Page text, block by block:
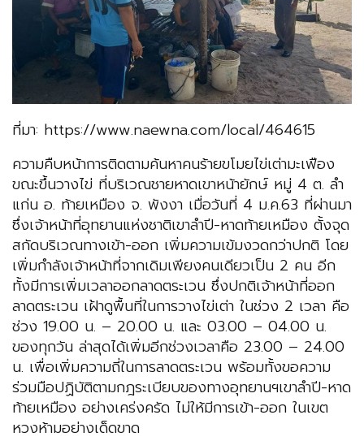
ที่มา: https://www.naewna.com/local/464615
ความคืบหน้าการติดตามค้นหาคนร้ายขโมยไข่เต่ามะเฟือง
ขณะขึ้นวางไข่ ที่บริเวณชายหาดเขาหน้ายักษ์ หมู่ 4 ต. ลำ
แก่น อ. ท้ายเหมือง จ. พังงา เมื่อวันที่ 4 ม.ค.63 ที่ผ่านมา
ซึ่งเจ้าหน้าที่อุทยานแห่งชาติเขาลำปี-หาดท้ายเหมือง ตั้งจุด
สกัดบริเวณทางเข้า-ออก เพิ่มความเข้มงวดกว่าปกติ โดย
เพิ่มกำลังเจ้าหน้าที่จากเดิมเพียงคนเดียวเป็น 2 คน อีก
ทั้งมีการเพิ่มเวลาออกลาดตระเวน ซึ่งปกติเจ้าหน้าที่ออก
ลาดตระเวน เฝ้าดูพื้นที่ในการวางไข่เต่า ในช่วง 2 เวลา คือ
ช่วง 19.00 น. – 20.00 น. และ 03.00 – 04.00 น.
ของทุกวัน ล่าสุดได้เพิ่มอีกช่วงเวลาคือ 23.00 – 24.00
น. เพื่อเพิ่มความถี่ในการลาดตระเวน พร้อมทั้งขอความ
ร่วมมือปฏิบัติตามกฎระเบียบของทางอุทยานฯเขาลำปี-หาด
ท้ายเหมือง อย่างเคร่งครัด ไม่ให้มีการเข้า-ออก ในเขต
หวงห้ามอย่างเด็ดขาด